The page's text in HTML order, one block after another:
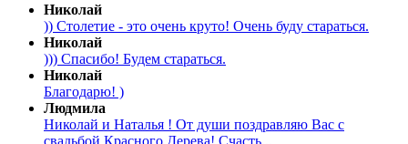
Николай
)) Столетие - это очень круто! Очень буду стараться.
Николай
))) Спасибо! Будем стараться.
Николай
Благодарю! )
Людмила
Николай и Наталья ! От души поздравляю Вас с
свадьбой Красного Дерева! Счасть...